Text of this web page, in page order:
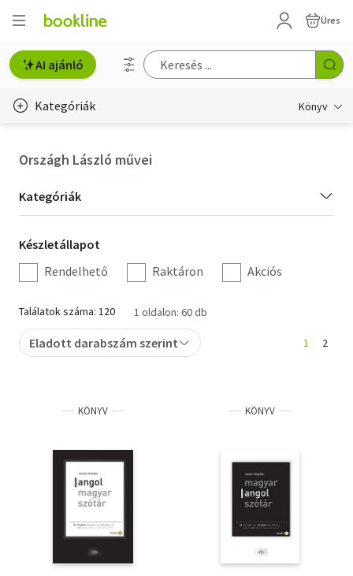
Üres
AI ajánló
Kategóriák Könyv
Hobbi, szabadidő
Irodalom
Művészet
Szakkönyv
Tankönyv, segédkönyv
Társadalomtudomány
Természettudomány
Országh László művei
Kategória
szűrés
Kategóriák
Készletállapot
szűrés
Készletállapot
Rendelhető
Raktáron Akciós
Találatok száma: 120 1 oldalon: 60 db
Eladott darabszám szerint 1 2
KÖNYV KÖNYV